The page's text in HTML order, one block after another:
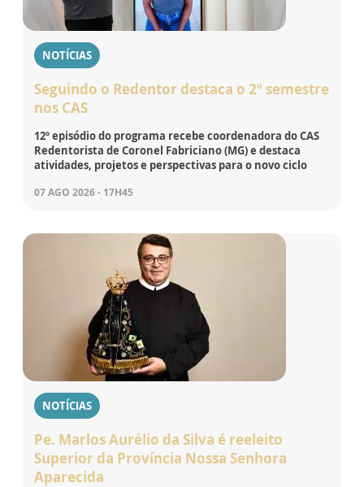
NOTÍCIAS
Seguindo o Redentor destaca o 2º semestre
nos CAS
12º episódio do programa recebe coordenadora do CAS
Redentorista de Coronel Fabriciano (MG) e destaca
atividades, projetos e perspectivas para o novo ciclo
07 AGO 2026 - 17H45
NOTÍCIAS
Pe. Marlos Aurélio da Silva é reeleito
Superior da Província Nossa Senhora
Aparecida